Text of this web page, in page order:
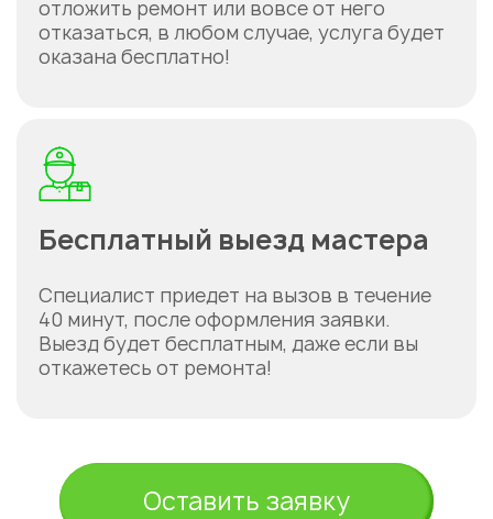
отложить ремонт или вовсе от него
отказаться, в любом случае, услуга будет
оказана бесплатно!
Бесплатный выезд мастера
Специалист приедет на вызов в течение
40 минут, после оформления заявки.
Выезд будет бесплатным, даже если вы
откажетесь от ремонта!
Оставить заявку